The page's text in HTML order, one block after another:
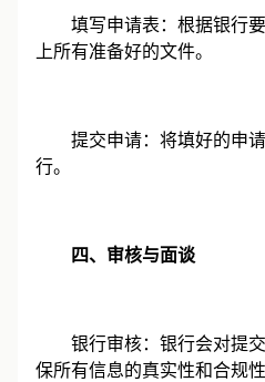
填写申请表：根据银行要
上所有准备好的文件。
提交申请：将填好的申请
行。
四、审核与面谈
银行审核：银行会对提交
保所有信息的真实性和合规性